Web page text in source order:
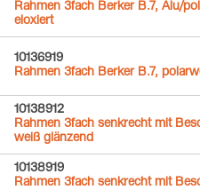
Rahmen 3fach Berker B.7, Alu/
eloxiert
10136919
Rahmen 3fach Berker B.7,
10138912
Rahmen 3fach senkrecht mit
weiß glänzend
10138919
Rahmen 3fach senkrecht mit